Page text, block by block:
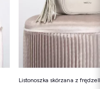
Listonoszka skórzana z